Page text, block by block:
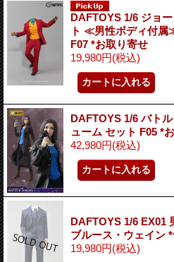
DAFTOYS 1/6 ジョ
ト ≪男性ボディ付属
F07 *お取り寄せ
19,980円(税込)
DAFTOYS 1/6 バト
ューム セット F05 *
42,980円(税込)
DAFTOYS 1/6 EX01
ブルース・ウェイン
19,980円(税込)